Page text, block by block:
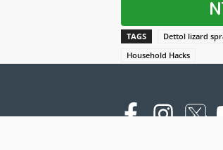
TAGS Dettol lizard
Household Hacks